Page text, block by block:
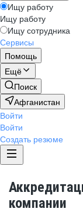
Ищу работу
Ищу работу
Ищу сотрудника
Сервисы
Помощь
Ещё
Поиск
Афганистан
Войти
Войти
Создать резюме
компании